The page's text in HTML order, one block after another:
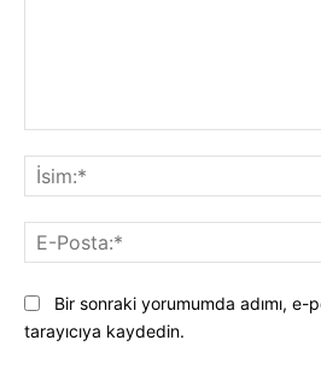
Bir sonraki yorumumda adımı, e-
tarayıcıya kaydedin.